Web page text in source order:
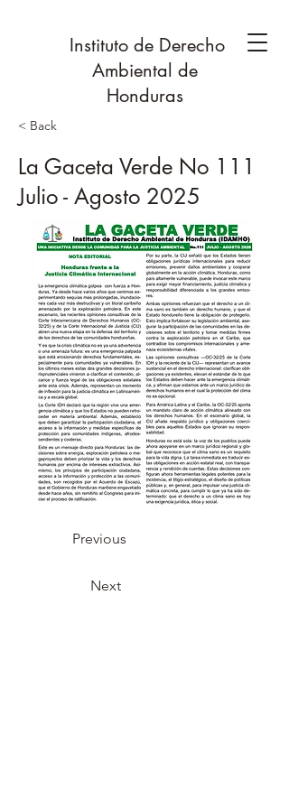
Instituto de Derecho
Ambiental de
Honduras
< Back
La Gaceta Verde No 111
Julio - Agosto 2025
Previous
Next